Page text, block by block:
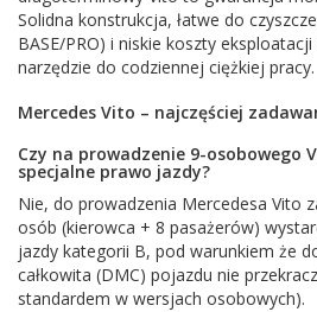
Solidna konstrukcja, łatwe do
BASE/PRO) i niskie koszty
narzędzie do codziennej ciężkiej pracy.
Mercedes Vito – najczęściej
Czy na prowadzenie 9-osobowego
specjalne prawo jazdy?
Nie, do prowadzenia Mercedesa Vito
osób (kierowca + 8 pasażerów)
jazdy kategorii B, pod warunkiem że
całkowita (DMC) pojazdu nie
standardem w wersjach osobowych).